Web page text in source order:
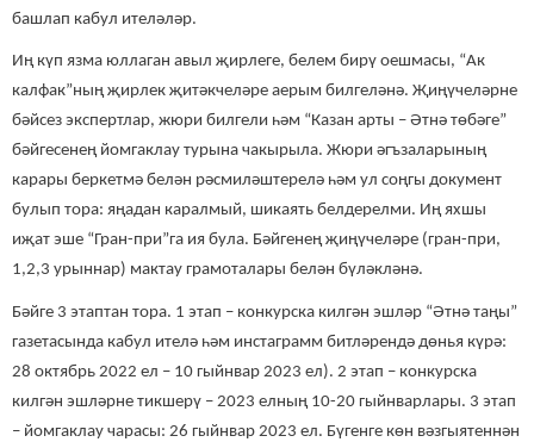
башлап кабул ителәләр.
Иң күп язма юллаган авыл җирлеге, белем бирү оешмасы, “Ак
калфак”ның җирлек җитәкчеләре аерым билгеләнә. Җиңүчеләрне
бәйсез экспертлар, жюри билгели һәм “Казан арты – Әтнә төбәге”
бәйгесенең йомгаклау турына чакырыла. Жюри әгъзаларының
карары беркетмә белән рәсмиләштерелә һәм ул соңгы документ
булып тора: яңадан каралмый, шикаять белдерелми. Иң яхшы
иҗат эше “Гран-при”га ия була. Бәйгенең җиңүчеләре (гран-при,
1,2,3 урыннар) мактау грамоталары белән бүләкләнә.
Бәйге 3 этаптан тора. 1 этап – конкурска килгән эшләр “Әтнә таңы”
газетасында кабул ителә һәм инстаграмм битләрендә дөнья күрә:
28 октябрь 2022 ел – 10 гыйнвар 2023 ел). 2 этап – конкурска
килгән эшләрне тикшерү – 2023 елның 10-20 гыйнварлары. 3 этап
– йомгаклау чарасы: 26 гыйнвар 2023 ел. Бүгенге көн вәзгыятеннән